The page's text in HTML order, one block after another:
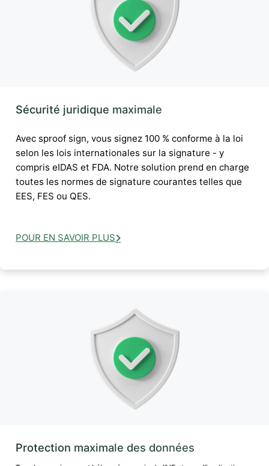
Sécurité juridique maximale
Avec sproof sign, vous signez 100 % conforme à la loi
selon les lois internationales sur la signature - y
compris eIDAS et FDA. Notre solution prend en charge
toutes les normes de signature courantes telles que
EES, FES ou QES.
POUR EN SAVOIR PLUS
Protection maximale des données